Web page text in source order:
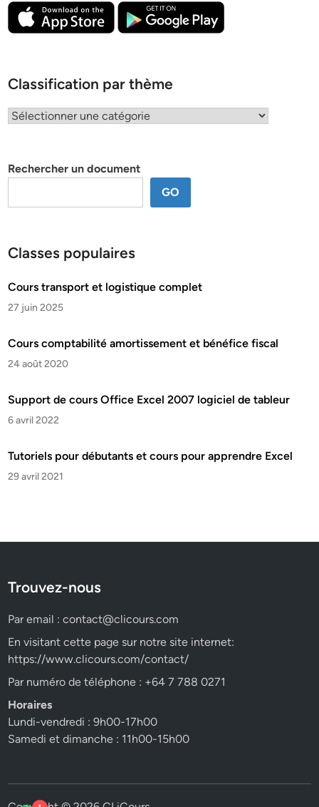
Classification par thème
Classification
Rechercher un document
GO
Classes populaires
Cours transport et logistique complet
27 juin 2025
Cours comptabilité amortissement et bénéfice fiscal
24 août 2020
Support de cours Office Excel 2007 logiciel de tableur
6 avril 2022
Tutoriels pour débutants et cours pour apprendre Excel
29 avril 2021
Trouvez-nous
Par email :contact@clicours.com
En visitant cette page sur notre site internet:
https://www.clicours.com/contact/
Par numéro de téléphone : +64 7 788 0271
Horaires
Lundi-vendredi : 9h00-17h00
Samedi et dimanche : 11h00-15h00